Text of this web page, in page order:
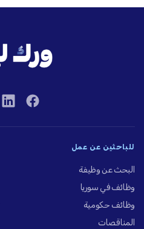
للباحثين عن عمل
البحث عن وظيفة
وظائف في سوريا
وظائف حكومية
المناقصات